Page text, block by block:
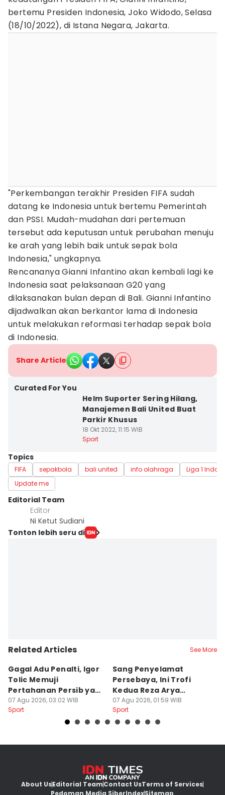
bertemu Presiden Indonesia, Joko Widodo, Selasa
(18/10/2022), di Istana Negara, Jakarta.
"Perkembangan terakhir Presiden FIFA sudah
datang ke Indonesia untuk bertemu Pemerintah
dan PSSI. Mudah-mudahan dari pertemuan
tersebut ada keputusan untuk perubahan menuju
ke arah yang lebih baik untuk sepak bola
Indonesia," ungkapnya.
Rencananya Gianni Infantino akan kembali lagi ke
Indonesia saat pelaksanaan G20 yang
dilaksanakan bulan depan di Bali. Gianni Infantino
dijadwalkan akan berkantor lama di Indonesia
untuk melakukan reformasi terhadap sepak bola
di Indonesia.
Share Article
Curated For You
Helm Suporter Sering Hilang,
Manajemen Bali United Buat
Parkir Khusus
18 Okt 2022, 11:15 WIB
Sport
Topics
FIFA sepakbola bali united info olahraga
Liga 1
Update me
Editorial Team
Editor
Ni Ketut Sudiani
Tonton lebih seru di
Related Articles See More
Gagal Adu Penalti, Igor
Tolic Memuji
Pertahanan Persib yang
Solid
07 Agu 2026, 03:02 WIB
Sport
Sang Penyelamat
Persebaya, Ini Trofi
Kedua Reza Arya
Bersama Tavares
07 Agu 2026, 01:59 WIB
Sport
About UsEditorial TeamContact UsTerms of Services
Pedoman Media SiberIndexSitemap